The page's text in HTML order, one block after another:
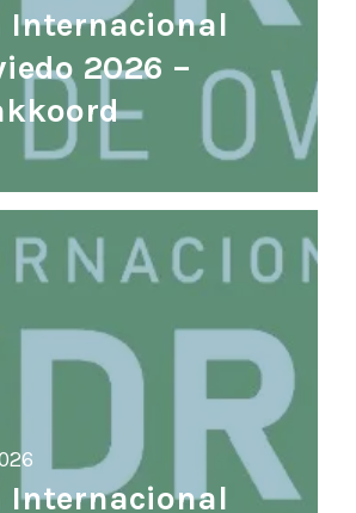
Internacional
2026 –
Internacional